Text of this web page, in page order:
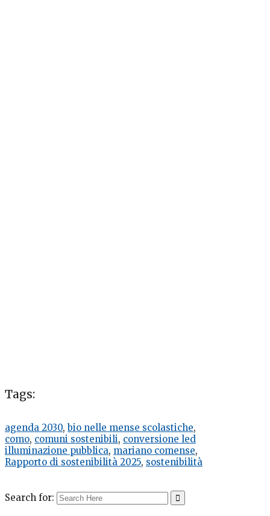
Tags:
agenda 2030, bio nelle mense scolastiche,
como, comuni sostenibili, conversione led
illuminazione pubblica, mariano comense,
Rapporto di sostenibilità 2025, sostenibilità
Search for: